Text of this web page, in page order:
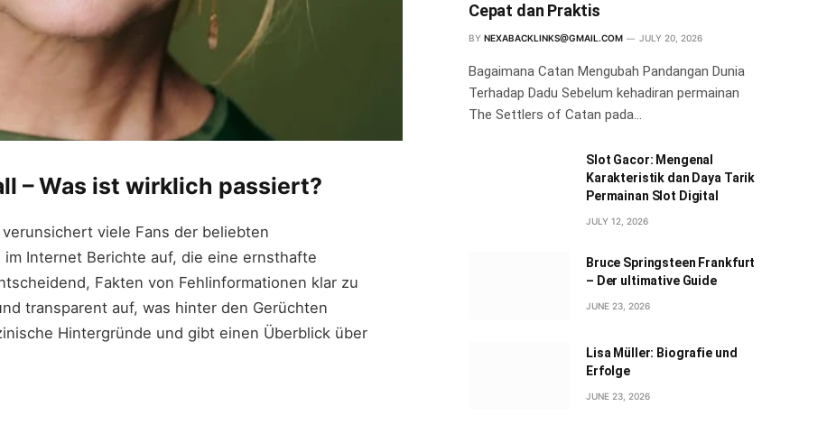
– Was ist wirklich passiert?
viele Fans der beliebten
Internet Berichte auf, die eine ernsthafte
Fakten von Fehlinformationen klar zu
transparent auf, was hinter den Gerüchten
Hintergründe und gibt einen Überblick über
Cepat dan Praktis
BY NEXABACKLINKS@GMAIL.COM JULY 20, 2026
Bagaimana Catan Mengubah Pandangan Dunia
Terhadap Dadu Sebelum kehadiran permainan
The Settlers of Catan pada…
Slot Gacor: Mengenal
Karakteristik dan Daya Tarik
Permainan Slot Digital
JULY 12, 2026
Bruce Springsteen Frankfurt
– Der ultimative Guide
JUNE 23, 2026
Lisa Müller: Biografie und
Erfolge
JUNE 23, 2026